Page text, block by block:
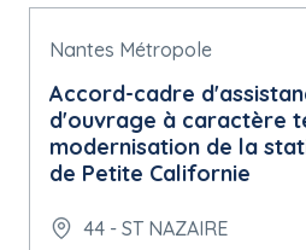
Nantes Métropole
Accord-cadre
d'ouvrage à caractère
modernisation de la
de Petite Californie
44 - ST NAZAIRE